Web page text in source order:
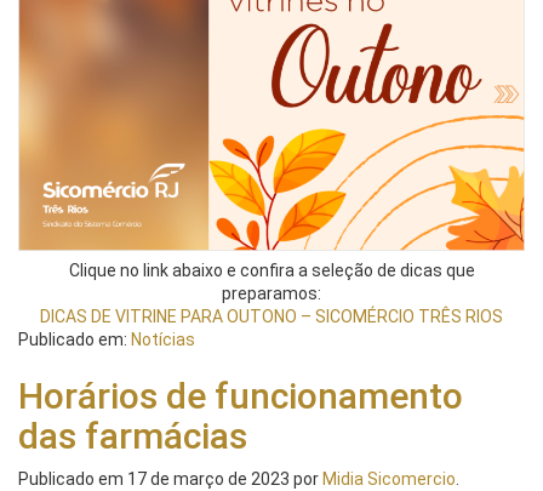
Clique no link abaixo e confira a seleção de dicas que
preparamos:
DICAS DE VITRINE PARA OUTONO – SICOMÉRCIO TRÊS RIOS
Publicado em: Notícias
Horários de funcionamento
das farmácias
Publicado em 17 de março de 2023 por Midia Sicomercio.